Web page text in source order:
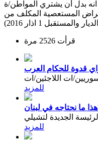
انه بدل أن يشتري المواطن/ة
المستعصية المكلف من
قرأت 2526 مرة
ات اللاجئين/ات
للمزيد
الجديدة لتشيلي
للمزيد